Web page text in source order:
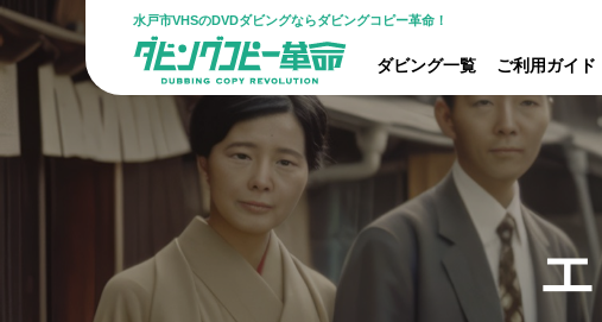
水戸市VHSのDVDダビングならダビングコピー革命！
ダビング一覧 ご利用ガイド